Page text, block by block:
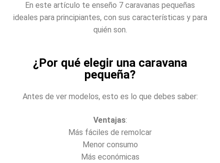
En este artículo te enseño 7 caravanas pequeñas
ideales para principiantes, con sus características y para
quién son.
¿Por qué elegir una caravana
pequeña?
Antes de ver modelos, esto es lo que debes saber:
Ventajas:
Más fáciles de remolcar
Menor consumo
Más económicas